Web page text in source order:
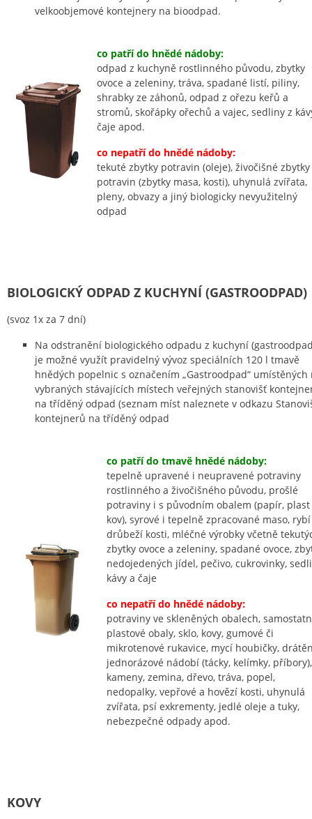
velkoobjemové kontejnery na bioodpad.
co patří do hnědé nádoby:
odpad z kuchyně rostlinného původu, zbytky
ovoce a zeleniny, tráva, spadané listí, piliny,
shrabky ze záhonů, odpad z ořezu keřů a
stromů, skořápky ořechů a vajec, sedliny z
čaje apod.
co nepatří do hnědé nádoby:
tekuté zbytky potravin (oleje), živočišné zbytky
potravin (zbytky masa, kosti), uhynulá zvířata,
pleny, obvazy a jiný biologicky nevyužitelný
odpad
BIOLOGICKÝ ODPAD Z KUCHYNÍ (GASTROODPAD)
(svoz 1x za 7 dní)
Na odstranění biologického odpadu z kuchyní
je možné využít pravidelný vývoz speciálních 120 l tmavě
hnědých popelnic s označením „Gastroodpad“ umístěných
vybraných stávajících místech veřejných stanovišť
na tříděný odpad (seznam míst naleznete v odkazu
kontejnerů na tříděný odpad
co patří do tmavě hnědé nádoby:
tepelně upravené i neupravené potraviny
rostlinného a živočišného původu, prošlé
potraviny i s původním obalem (papír, plast
kov), syrové i tepelně zpracované maso,
drůbeží kosti, mléčné výrobky včetně
zbytky ovoce a zeleniny, spadané ovoce,
nedojedených jídel, pečivo, cukrovinky,
kávy a čaje
co nepatří do hnědé nádoby:
potraviny ve skleněných obalech,
plastové obaly, sklo, kovy, gumové či
mikrotenové rukavice, mycí houbičky,
jednorázové nádobí (tácky, kelímky, příbory),
kameny, zemina, dřevo, tráva, popel,
nedopalky, vepřové a hovězí kosti, uhynulá
zvířata, psí exkrementy, jedlé oleje a tuky,
nebezpečné odpady apod.
KOVY